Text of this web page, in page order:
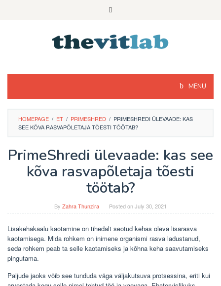
MENU
HOMEPAGE / ET / PRIMESHRED / PRIMESHREDI ÜLEVAADE: KAS
SEE KÕVA RASVAPÕLETAJA TÕESTI TÖÖTAB?
PrimeShredi ülevaade: kas see
kõva rasvapõletaja tõesti
töötab?
By Zahra Thunzira Posted onJuly 30, 2021
Lisakehakaalu kaotamine on tihedalt seotud kehas oleva lisarasva
kaotamisega. Mida rohkem on inimene organismi rasva ladustanud,
seda rohkem peab ta selle kaotamiseks ja kõhna keha saavutamiseks
pingutama.
Paljude jaoks võib see tunduda väga väljakutsuva protsessina, eriti kui